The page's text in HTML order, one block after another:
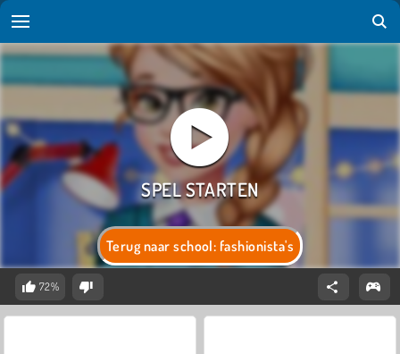
Terug naar school: fashionista's
72%